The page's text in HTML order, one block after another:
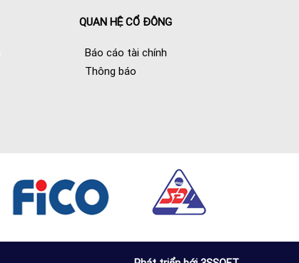
QUAN HỆ CỔ ĐÔNG
Báo cáo tài chính
Thông báo